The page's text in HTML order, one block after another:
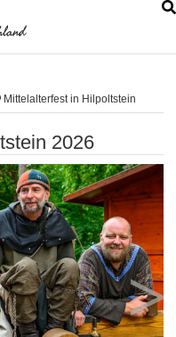
Mittelalterfest in Hilpoltstein
2026
>